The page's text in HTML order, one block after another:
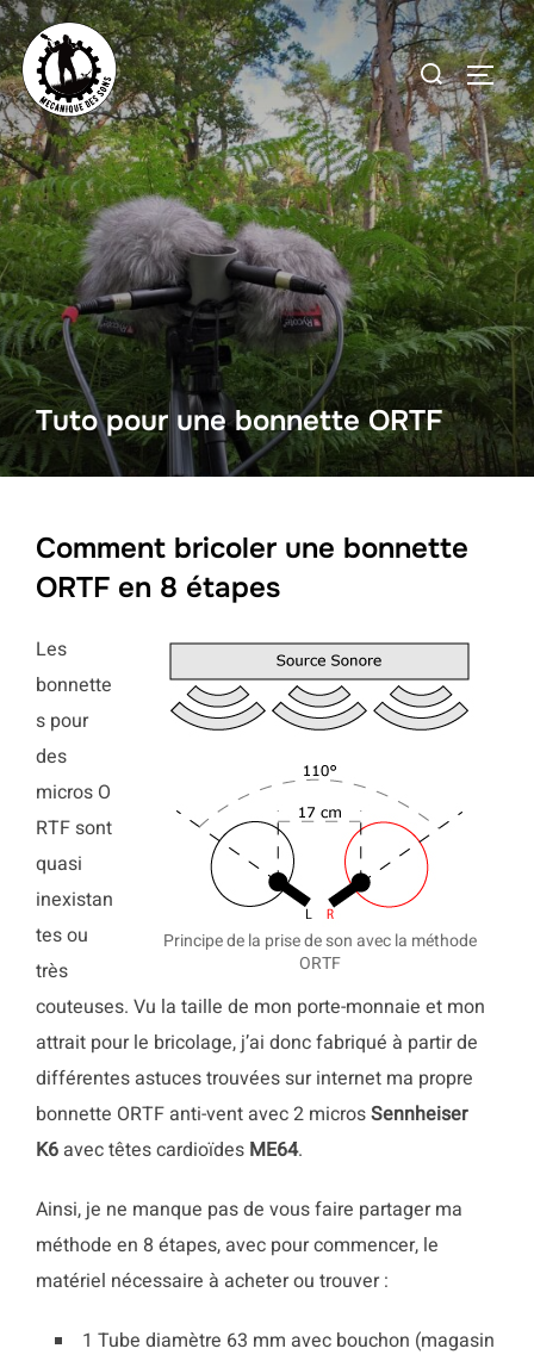
Aller
au
contenu
Rechercher :
Tuto pour une bonnette ORTF
Comment bricoler une bonnette
ORTF en 8 étapes
Principe de la prise de son avec la méthode
ORTF
Les
bonnette
s pour
des
micros O
RTF sont
quasi
inexistan
tes ou
très
couteuses. Vu la taille de mon porte-monnaie et mon
attrait pour le bricolage, j’ai donc fabriqué à partir de
différentes astuces trouvées sur internet ma propre
bonnette ORTF anti-vent avec 2 microsSennheiser
K6 avec têtes cardioïdes ME64.
Ainsi, je ne manque pas de vous faire partager ma
méthode en 8 étapes, avec pour commencer, le
matériel nécessaire à acheter ou trouver :
1 Tube diamètre 63 mm avec bouchon (magasin